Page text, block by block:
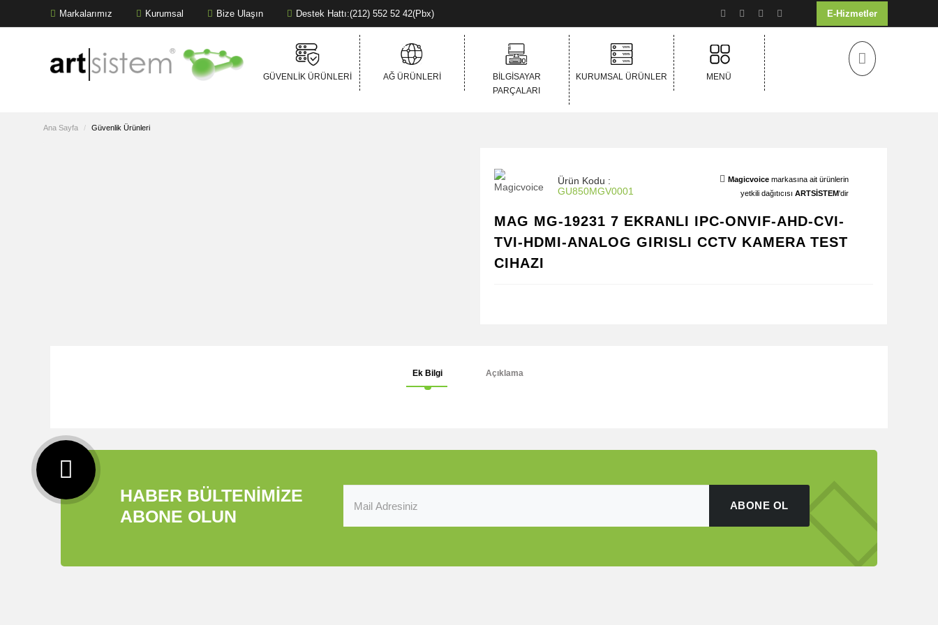
Markalarımız Kurumsal Bize Ulaşın Destek Hattı:(212) 552 52 42(Pbx) E-Hizmetler
GÜVENLIK ÜRÜNLERI AĞ ÜRÜNLERI
BILGISAYAR
PARÇALARI
KURUMSAL ÜRÜNLER MENÜ
Ana Sayfa Güvenlik Ürünleri
Ürün Kodu :
GU850MGV0001
Magicvoicemarkasına ait ürünlerin
yetkili dağıtıcısıARTSİSTEM'dir
MAG MG-19231 7 EKRANLI IPC-ONVIF-AHD-CVI-
TVI-HDMI-ANALOG GIRISLI CCTV KAMERA TEST
CIHAZI
HABER BÜLTENİMİZE